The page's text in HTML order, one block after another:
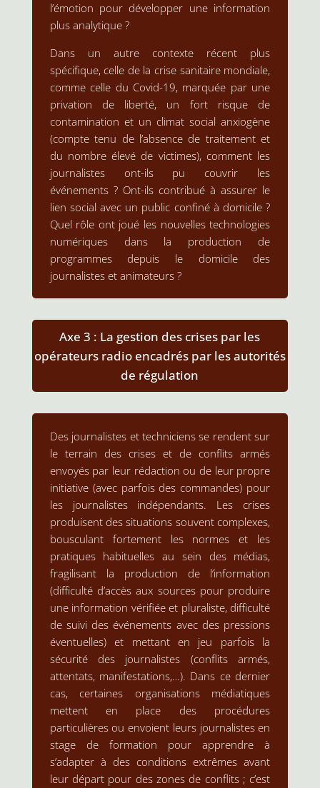
l’émotion pour développer une information
plus analytique ?
Dans un autre contexte récent plus
spécifique, celle de la crise sanitaire mondiale,
comme celle du Covid-19, marquée par une
privation de liberté, un fort risque de
contamination et un climat social anxiogène
(compte tenu de l’absence de traitement et
du nombre élevé de victimes), comment les
journalistes ont-ils pu couvrir les
événements ? Ont-ils contribué à assurer le
lien social avec un public confiné à domicile ?
Quel rôle ont joué les nouvelles technologies
numériques dans la production de
programmes depuis le domicile des
journalistes et animateurs ?
Axe 3 : La gestion des crises par les
opérateurs radio encadrés par les autorités
de régulation
Des journalistes et techniciens se rendent sur
le terrain des crises et de conflits armés
envoyés par leur rédaction ou de leur propre
initiative (avec parfois des commandes) pour
les journalistes indépendants. Les crises
produisent des situations souvent complexes,
bousculant fortement les normes et les
pratiques habituelles au sein des médias,
fragilisant la production de l’information
(difficulté d’accès aux sources pour produire
une information vérifiée et pluraliste, difficulté
de suivi des événements avec des pressions
éventuelles) et mettant en jeu parfois la
sécurité des journalistes (conflits armés,
attentats, manifestations,…). Dans ce dernier
cas, certaines organisations médiatiques
mettent en place des procédures
particulières ou envoient leurs journalistes en
stage de formation pour apprendre à
s’adapter à des conditions extrêmes avant
leur départ pour des zones de conflits ; c’est